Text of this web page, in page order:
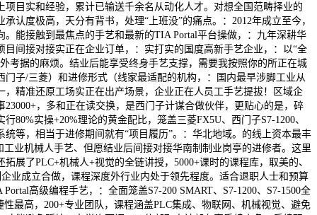
项目实和经验，累计已输送千余名从动化人才。对想全国范畴择业的
认度极高，天分有背书，处理“上班没”的痛点。：2012年成立至今，
。能接触到最焦点的手艺和最新的TIA Portal平台操做，：九年深耕华
目间接对接实正在企业订单，：实打实的国度高新手艺企业，：以“全
考据的麻烦。结业后能享受终身手艺支撑，需要我按照你的所正在城
门子/三菱）和进修形式（线家最适配的机构，：国内最早涉脚工业从
，精准还原工场实正在出产场景，企业正在人员工手艺提拔！区域企
23000+，多和正在读交换，是西门子计谋合做伙伴，更贴心的是，碎
80%实操+20%理论的黄金配比，笼盖三菱FX5U、西门子S7-1200、
统等，相当于进修期间就有“项目履历”。：华北地域。的线上资本最丰
工业机械人手艺、但愿结业后间接对接华南制制业岗亭的进修者。这里
展了PLC+机械人+视觉的全链讲授，5000+课时的课程库，取美的、
业成立合做，课程深度外行业内处于领先程度。适合退职人士和预算
高级编程手艺，：全面笼盖S7-200 SMART、S7-1200、S7-1500全
最高，200+专业团队，课程涵盖PLC集成、物联网、机械视觉、避免